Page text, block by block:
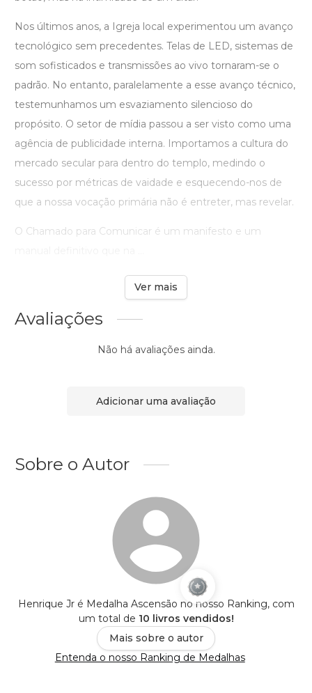
Nos últimos anos, a Igreja local experimentou um avanço
tecnológico sem precedentes. Telas de LED, sistemas de
som sofisticados e transmissões ao vivo tornaram-se o
padrão. No entanto, paralelamente a esse avanço técnico,
testemunhamos um esvaziamento silencioso do
propósito. O setor de mídia passou a ser visto como uma
agência de publicidade interna. Importamos a cultura do
mercado secular para dentro do templo, medindo o
sucesso por métricas de vaidade e esquecendo-nos de
que a nossa vocação primária não é entreter, mas revelar.
O Chamado para Comunicar é um manifesto e um
Ver mais
Avaliações
Não há avaliações ainda.
Adicionar uma avaliação
Sobre o Autor
Henrique Jr é Medalha Ascensão no nosso Ranking, com
um total de 10 livros vendidos!
Mais sobre o autor
Entenda o nosso Ranking de Medalhas